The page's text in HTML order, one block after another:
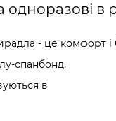
в
- це комфорт і
спанбонд.
в